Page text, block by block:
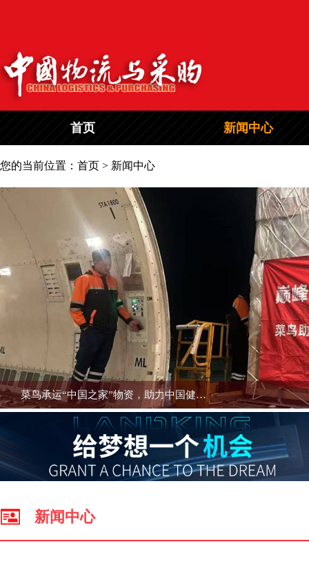
首页 新闻中心
您的当前位置：首页 > 新闻中心
新闻中心